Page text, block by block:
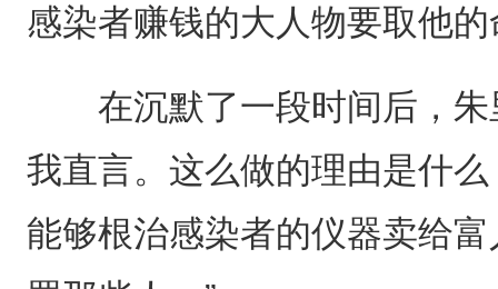
感染者赚钱的大人物要取他的
在沉默了一段时间后，朱
我直言。这么做的理由是什
能够根治感染者的仪器卖给